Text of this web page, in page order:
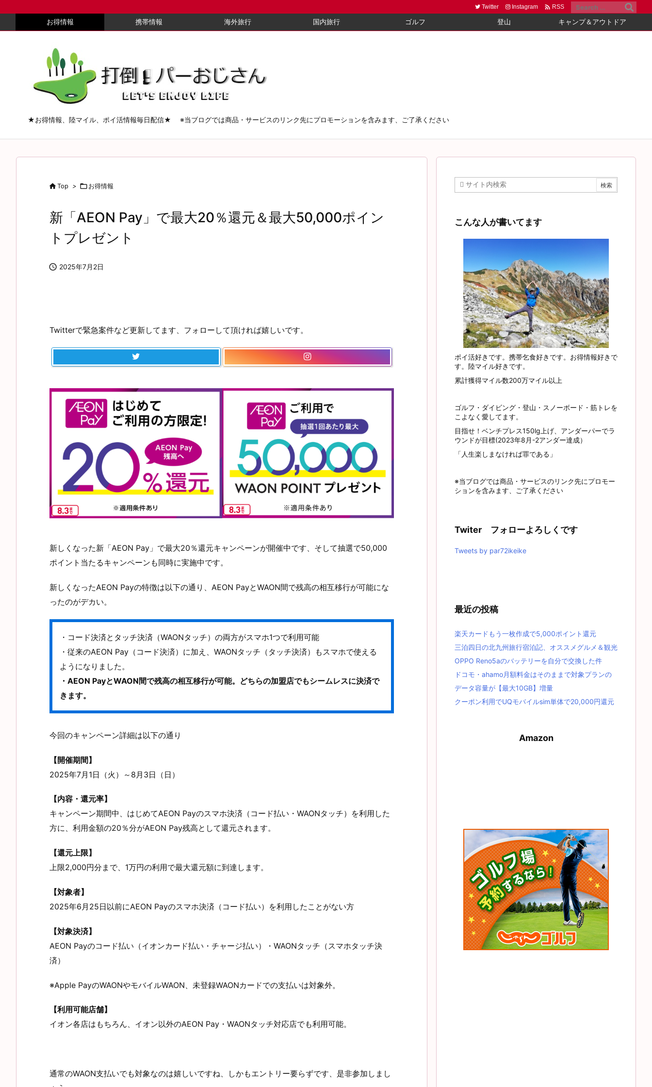
お得情報 携帯情報 海外旅行 国内旅行 ゴルフ 登山 キャンプ＆アウトドア
Twitter Instagram  RSS
★お得情報、陸マイル、ポイ活情報毎日配信★ ※当ブログでは商品・サービスのリンク先にプロモーションを含みます、ご了承ください
Top > お得情報
新「AEON Pay」で最大20％還元＆最大50,000ポイン
トプレゼント
 2025年7月2日
Twitterで緊急案件など更新してます、フォローして頂ければ嬉しいです。
新しくなった新「AEON Pay」で最大20％還元キャンペーンが開催中です、そして抽選で50,000
ポイント当たるキャンペーンも同時に実施中です。
新しくなったAEON Payの特徴は以下の通り、AEON PayとWAON間で残高の相互移行が可能にな
ったのがデカい。
・コード決済とタッチ決済（WAONタッチ）の両方がスマホ1つで利用可能
・従来のAEON Pay（コード決済）に加え、WAONタッチ（タッチ決済）もスマホで使える
ようになりました。
・AEON PayとWAON間で残高の相互移行が可能。どちらの加盟店でもシームレスに決済で
きます。
今回のキャンペーン詳細は以下の通り
【開催期間】
2025年7月1日（火）～8月3日（日）
【内容・還元率】
キャンペーン期間中、はじめてAEON Payのスマホ決済（コード払い・WAONタッチ）を利用した
方に、利用金額の20％分がAEON Pay残高として還元されます。
【還元上限】
上限2,000円分まで、1万円の利用で最大還元額に到達します。
【対象者】
2025年6月25日以前にAEON Payのスマホ決済（コード払い）を利用したことがない方
【対象決済】
AEON Payのコード払い（イオンカード払い・チャージ払い）・WAONタッチ（スマホタッチ決
済）
※Apple PayのWAONやモバイルWAON、未登録WAONカードでの支払いは対象外。
【利用可能店舗】
イオン各店はもちろん、イオン以外のAEON Pay・WAONタッチ対応店でも利用可能。
通常のWAON支払いでも対象なのは嬉しいですね、しかもエントリー要らずです、是非参加しまし
こんな人が書いてます
ポイ活好きです。携帯乞食好きです。お得情報好きで
す。陸マイル好きです。
累計獲得マイル数200万マイル以上
ゴルフ・ダイビング・登山・スノーボード・筋トレを
こよなく愛してます。
目指せ！ベンチプレス150lg上げ、アンダーパーでラ
ウンドが目標(2023年8月-2アンダー達成）
「人生楽しまなければ罪である」
※当ブログでは商品・サービスのリンク先にプロモー
ションを含みます、ご了承ください
Twiter フォローよろしくです
Tweets by par72ikeike
最近の投稿
楽天カードもう一枚作成で5,000ポイント還元
三泊四日の北九州旅行宿泊記、オススメグルメ＆観光
OPPO Reno5aのバッテリーを自分で交換した件
ドコモ・ahamo月額料金はそのままで対象プランの
データ容量が【最大10GB】増量
クーポン利用でUQモバイルsim単体で20,000円還元
Amazon